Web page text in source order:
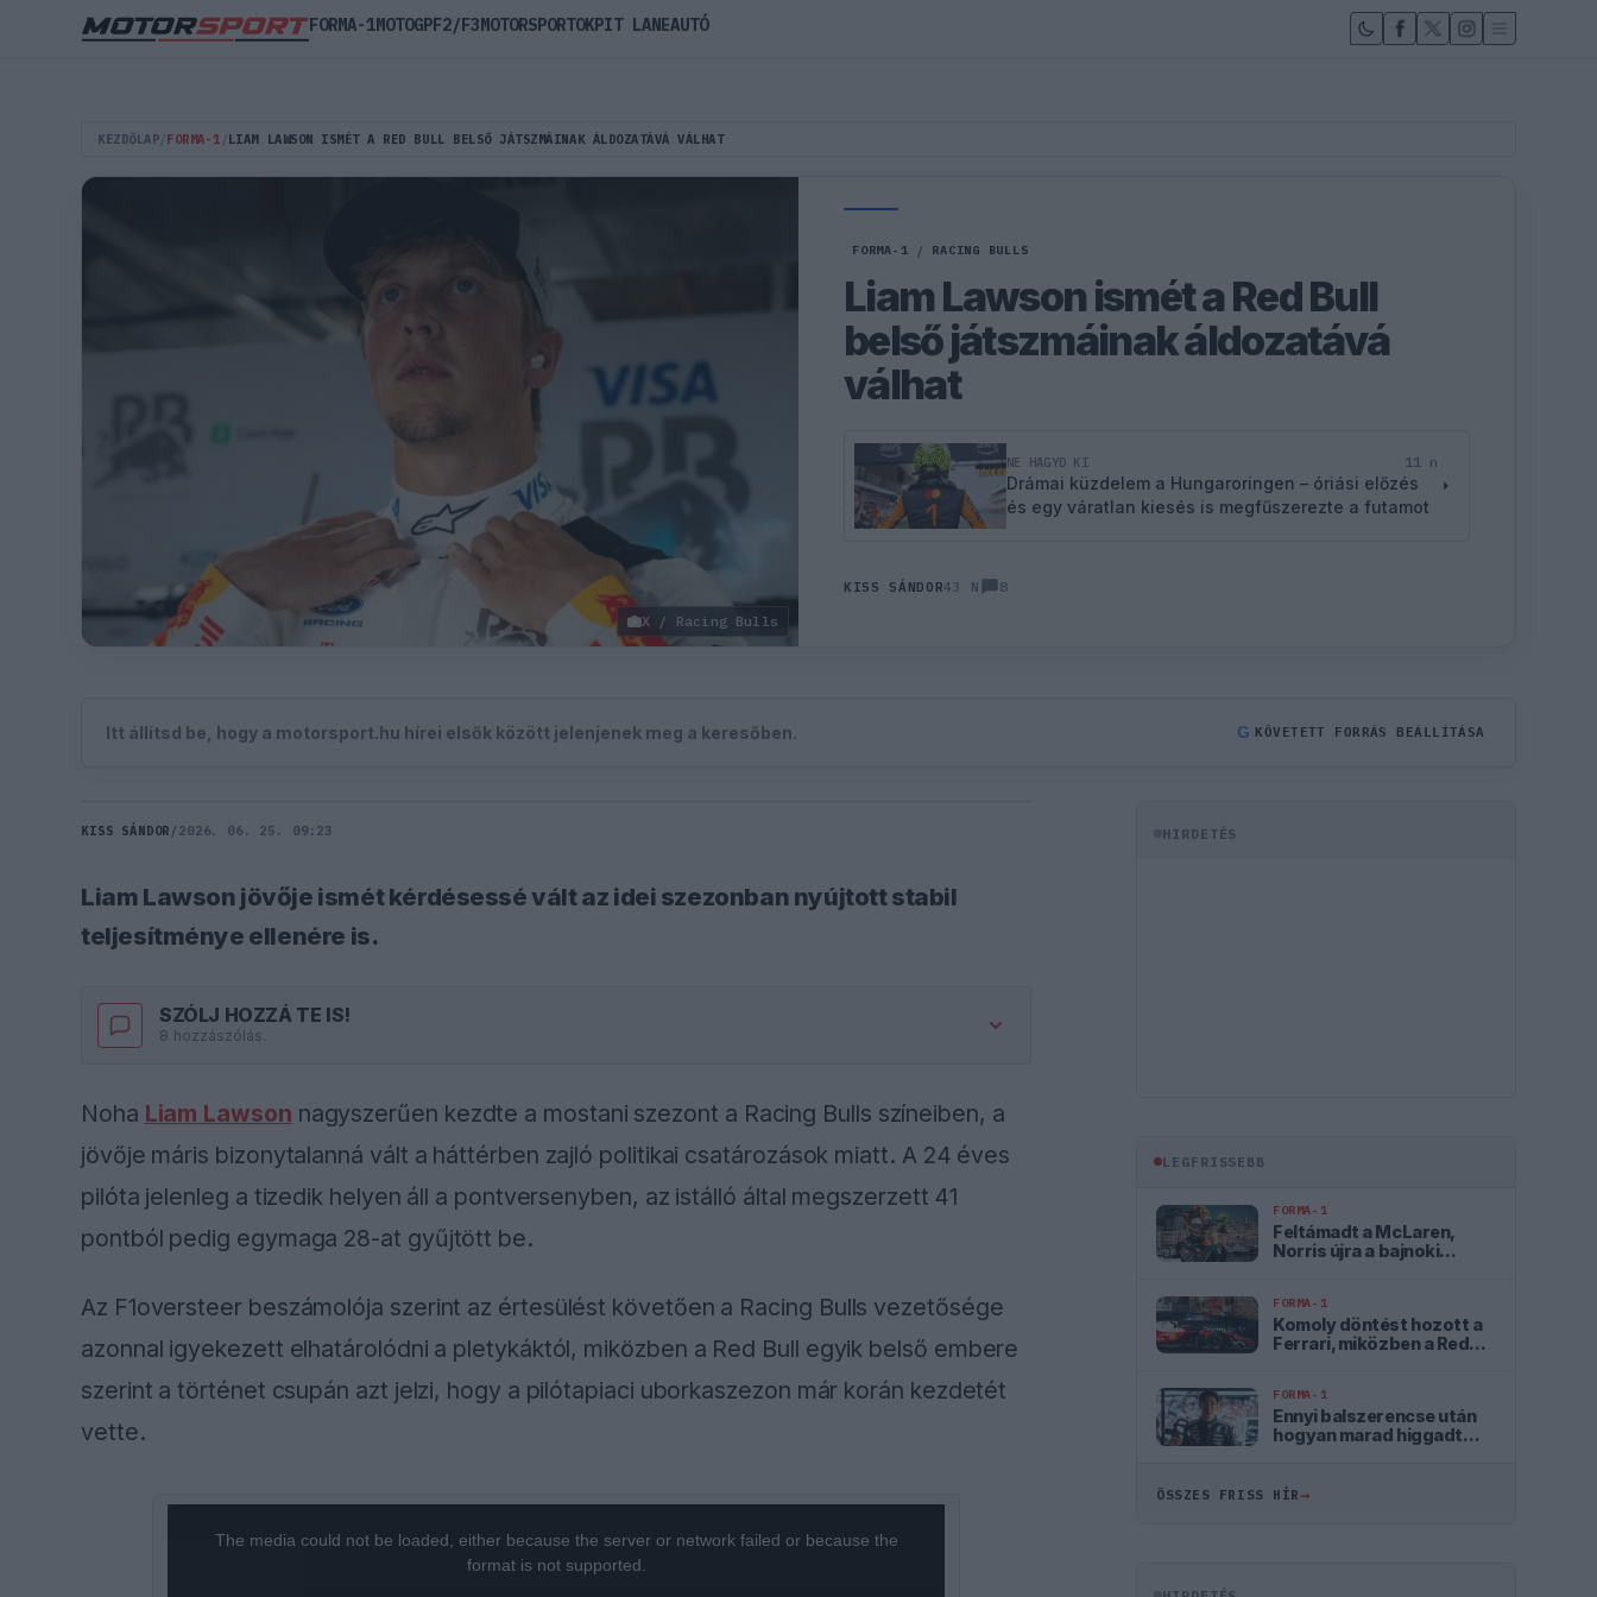
KEZDŐLAP FORMA-1 LIAM LAWSON ISMÉT A RED BULL BELSŐ JÁTSZMÁINAK ÁLDOZATÁVÁ VÁLHAT
X / Racing Bulls
FORMA-1 / RACING BULLS
Liam Lawson ismét a Red Bull
belső játszmáinak áldozatává
válhat
NE HAGYD KI 11 n
Drámai küzdelem a Hungaroringen – óriási előzés
és egy váratlan kiesés is megfűszerezte a futamot
KISS SÁNDOR43 N 8
Itt állítsd be, hogy a motorsport.hu hírei elsők között jelenjenek meg a keresőben. G KÖVETETT FORRÁS BEÁLLÍTÁSA
KISS SÁNDOR / 2026. 06. 25. 09:23
Liam Lawson jövője ismét kérdésessé vált az idei szezonban nyújtott stabil
teljesítménye ellenére is.
SZÓLJ HOZZÁ TE IS!
8 hozzászólás.
Noha Liam Lawson nagyszerűen kezdte a mostani szezont a Racing Bulls színeiben, a
jövője máris bizonytalanná vált a háttérben zajló politikai csatározások miatt. A 24 éves
pilóta jelenleg a tizedik helyen áll a pontversenyben, az istálló által megszerzett 41
pontból pedig egymaga 28-at gyűjtött be.
Az F1oversteer beszámolója szerint az értesülést követően a Racing Bulls vezetősége
azonnal igyekezett elhatárolódni a pletykáktól, miközben a Red Bull egyik belső embere
szerint a történet csupán azt jelzi, hogy a pilótapiaci uborkaszezon már korán kezdetét
vette.
The media could not be loaded, either because the server or network failed or because the
format is not supported.
HIRDETÉS
LEGFRISSEBB
FORMA-1
Feltámadt a McLaren,
Norris újra a bajnoki
FORMA-1
Komoly döntést hozott a
Ferrari, miközben a Red
FORMA-1
Ennyi balszerencse után
hogyan marad higgadt
ÖSSZES FRISS HÍR→
FORMA-1MOTOGPF2/F3MOTORSPORTOKPIT LANEAUTÓ